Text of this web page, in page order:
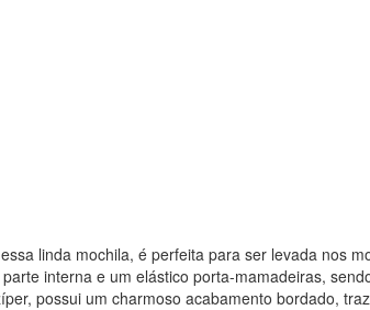
linda mochila, é perfeita para ser levada nos
interna e um elástico porta-mamadeiras,
possui um charmoso acabamento bordado,